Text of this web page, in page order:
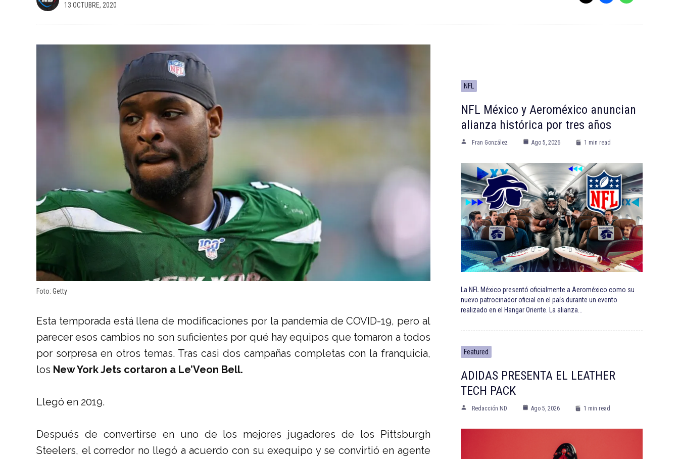
13 OCTUBRE, 2020
Foto: Getty
Esta temporada está llena de modificaciones por la pandemia de COVID-19, pero al
parecer esos cambios no son suficientes por qué hay equipos que tomaron a todos
por sorpresa en otros temas. Tras casi dos campañas completas con la franquicia,
los New York Jets cortaron a Le’Veon Bell.
Llegó en 2019.
Después de convertirse en uno de los mejores jugadores de los Pittsburgh
Steelers, el corredor no llegó a acuerdo con su exequipo y se convirtió en agente
NFL
NFL México y Aeroméxico anuncian
alianza histórica por tres años
Fran González Ago 5, 2026 1 min read
La NFL México presentó oficialmente a Aeroméxico como su
nuevo patrocinador oficial en el país durante un evento
realizado en el Hangar Oriente. La alianza…
Featured
ADIDAS PRESENTA EL LEATHER
TECH PACK
Redacción ND Ago 5, 2026 1 min read